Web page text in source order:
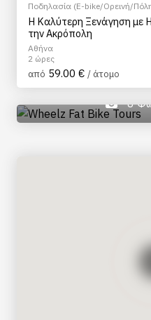
Ποδηλασία (E-bike/Ορεινή/
Πεζοπορία Πόλης
Η Καλύτερη Ξενάγηση με
την Ακρόπολη
Αθήνα
2 ώρες
από 59.00 € / άτομο
8